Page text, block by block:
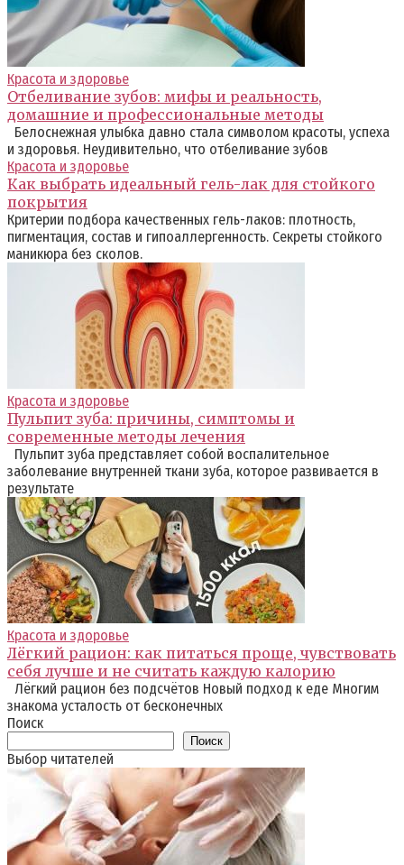
Красота и здоровье
Отбеливание зубов: мифы и реальность,
домашние и профессиональные методы
Белоснежная улыбка давно стала символом красоты, успеха
и здоровья. Неудивительно, что отбеливание зубов
Красота и здоровье
Как выбрать идеальный гель-лак для стойкого
покрытия
Критерии подбора качественных гель-лаков: плотность,
пигментация, состав и гипоаллергенность. Секреты стойкого
маникюра без сколов.
Красота и здоровье
Пульпит зуба: причины, симптомы и
современные методы лечения
Пульпит зуба представляет собой воспалительное
заболевание внутренней ткани зуба, которое развивается в
результате
Красота и здоровье
Лёгкий рацион: как питаться проще, чувствовать
себя лучше и не считать каждую калорию
Лёгкий рацион без подсчётов Новый подход к еде Многим
знакома усталость от бесконечных
Поиск
Поиск
Выбор читателей